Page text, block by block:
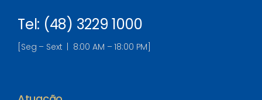
Tel: (48) 3229 1000
[Seg – Sext | 8:00 AM – 18:00 PM]